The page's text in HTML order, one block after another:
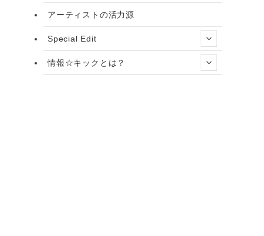
アーティストの活力源
Special Edit
情報☆キックとは？